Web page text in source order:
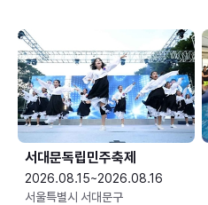
서대문독립민주축제
2026.08.15~2026.08.16
서울특별시 서대문구